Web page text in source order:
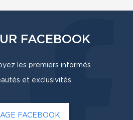
FACEBOOK
les premiers informés
et exclusivités.
FACEBOOK